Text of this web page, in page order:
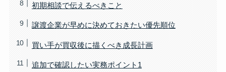
初期相談で伝えるべきこと
譲渡企業が早めに決めておきたい優先順位
買い手が買収後に描くべき成長計画
追加で確認したい実務ポイント1